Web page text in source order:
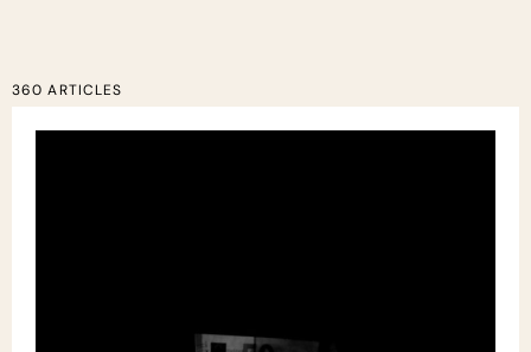
360 ARTICLES